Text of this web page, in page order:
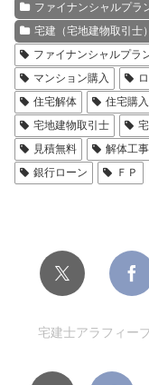
ファイナンシャルプラ
宅建（宅地建物取引士）
ファイナンシャルプラ
マンション購入
住宅解体
住宅購入
宅地建物取引士
見積無料
解体工事
銀行ローン
ＦＰ
宅建士アラフィー